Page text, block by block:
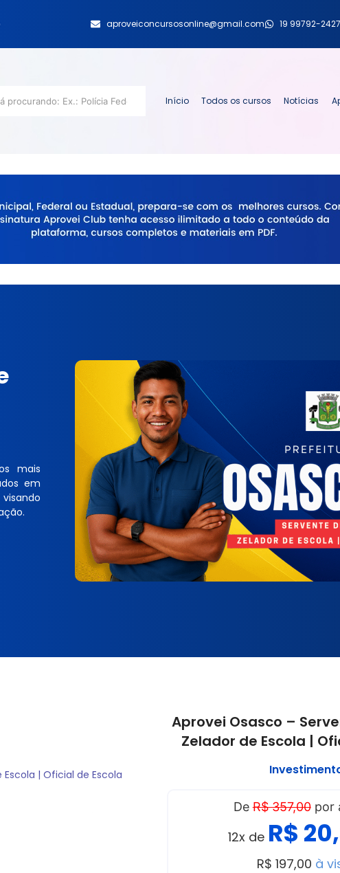
aproveiconcursosonline@gmail.com 19 99792-2427
Início Todos os cursos Notícias
mais
em
| Oficial de Escola
Público Nº 001/2025
Oficial de Escola.
Aprovei Osasco –
Zelador de Escola |
DeR$ 357,00por
12x de R$
R$ 197,00 à